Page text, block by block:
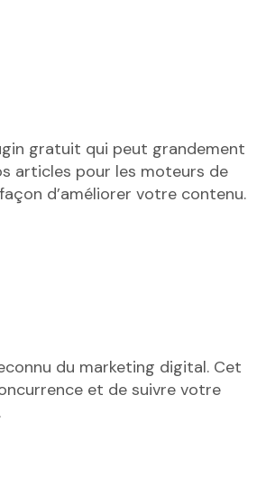
gratuit qui peut grandement
articles pour les moteurs de
d’améliorer votre contenu.
du marketing digital. Cet
et de suivre votre